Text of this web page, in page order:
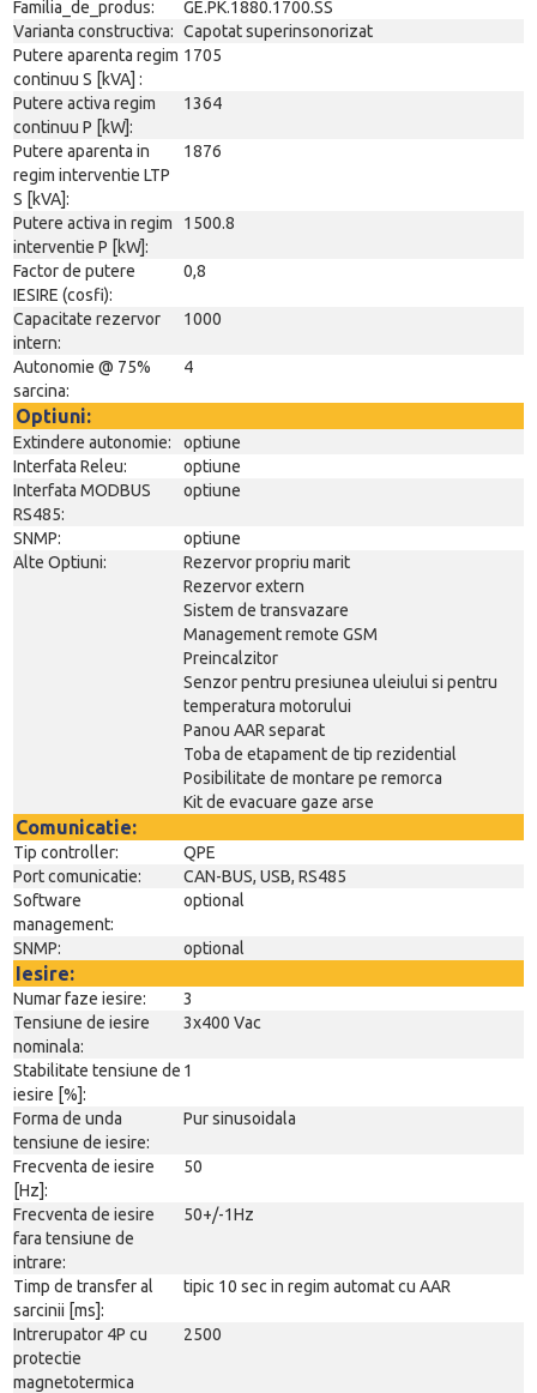
Familia_de_produs:
GE.PK.1880.1700.SS
Varianta constructiva: Capotat superinsonorizat
Putere aparenta regim
continuu S [kVA] :
1705
Putere activa regim
continuu P [kW]:
1364
Putere aparenta in
regim interventie LTP
S [kVA]:
1876
Putere activa in regim
interventie P [kW]:
1500.8
Factor de putere
IESIRE (cosfi):
0,8
Capacitate rezervor
intern:
1000
Autonomie @ 75%
sarcina:
4
Optiuni:
Extindere autonomie:
optiune
Interfata Releu:
optiune
Interfata MODBUS
RS485:
optiune
SNMP:
optiune
Alte Optiuni:
Rezervor propriu marit
Rezervor extern
Sistem de transvazare
Management remote GSM
Preincalzitor
Senzor pentru presiunea uleiului si pentru
temperatura motorului
Panou AAR separat
Toba de etapament de tip rezidential
Posibilitate de montare pe remorca
Kit de evacuare gaze arse
Comunicatie:
Tip controller:
QPE
Port comunicatie:
CAN-BUS, USB, RS485
Software
management:
optional
SNMP: optional
Iesire:
Numar faze iesire:
3
Tensiune de iesire
nominala:
3x400 Vac
Stabilitate tensiune de
iesire [%]:
1
Forma de unda
tensiune de iesire:
Pur sinusoidala
Frecventa de iesire
[Hz]:
50
Frecventa de iesire
fara tensiune de
intrare:
50+/-1Hz
Timp de transfer al
sarcinii [ms]:
tipic 10 sec in regim automat cu AAR
Intrerupator 4P cu
protectie
magnetotermica
2500